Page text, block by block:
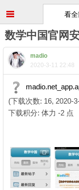
看
数学中国官网
madio
2020-3-11 22:48
(下载次数: 16, 2020-
下载积分: 体力 -2 点